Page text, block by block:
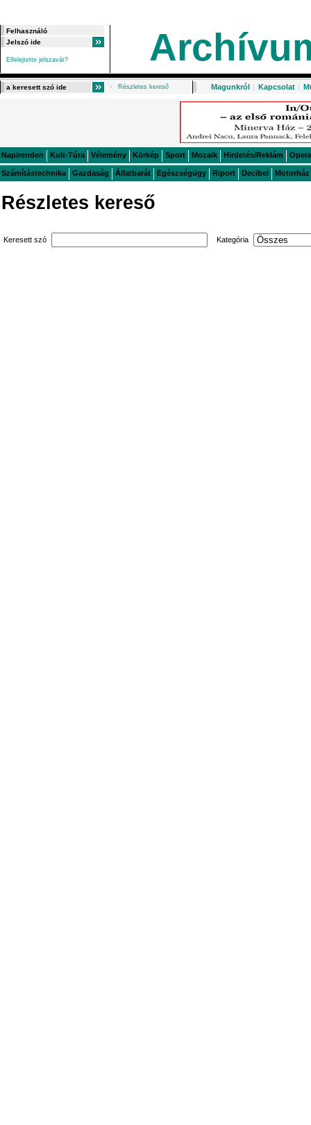
Elfelejtette jelszavát?
Részletes kereső Magunkról | Kapcsolat |
Napirenden Kult-Túra Vélemény Körkép Sport Mozaik Hirdetés/Reklám Opera
Számítástechnika Gazdaság Állatbarát Egészségügy Riport Decibel Motorház
Részletes kereső
Keresett szó Kategória